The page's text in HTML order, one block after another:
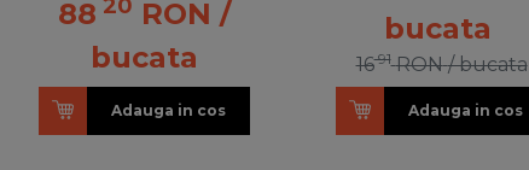
88 20 RON /
bucata
Adauga in cos
bucata
1691 RON / bucata
Adauga in cos